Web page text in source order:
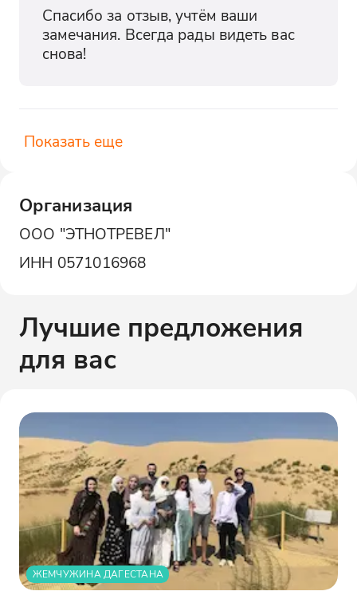
Спасибо за отзыв, учтём ваши
замечания. Всегда рады видеть вас
снова!
Показать еще
Организация
ООО "ЭТНОТРЕВЕЛ"
ИНН 0571016968
Лучшие предложения
для вас
ЖЕМЧУЖИНА ДАГЕСТАНА